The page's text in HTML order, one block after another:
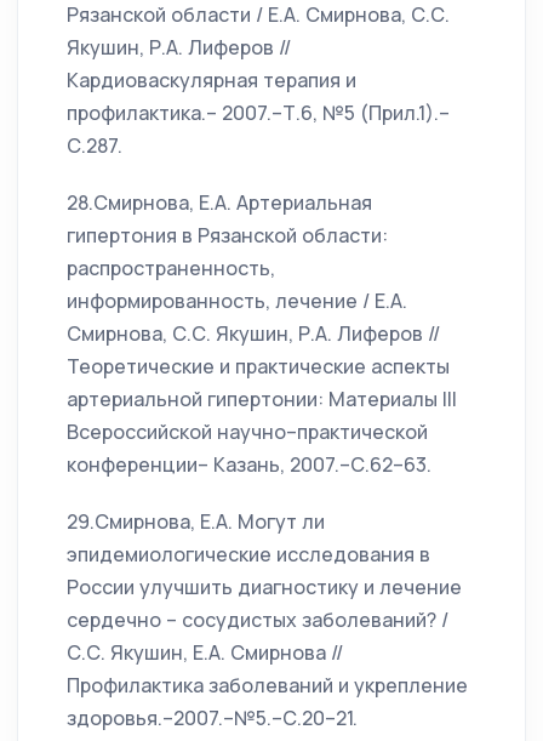
Рязанской области / Е.А. Смирнова, С.С.
Якушин, Р.А. Лиферов //
Кардиоваскулярная терапия и
профилактика.– 2007.–Т.6, №5 (Прил.1).–
С.287.
28.Смирнова, Е.А. Артериальная
гипертония в Рязанской области:
распространенность,
информированность, лечение / Е.А.
Смирнова, С.С. Якушин, Р.А. Лиферов //
Теоретические и практические аспекты
артериальной гипертонии: Материалы III
Всероссийской научно–практической
конференции– Казань, 2007.–С.62–63.
29.Смирнова, Е.А. Могут ли
эпидемиологические исследования в
России улучшить диагностику и лечение
сердечно – сосудистых заболеваний? /
С.С. Якушин, Е.А. Смирнова //
Профилактика заболеваний и укрепление
здоровья.–2007.–№5.–С.20–21.